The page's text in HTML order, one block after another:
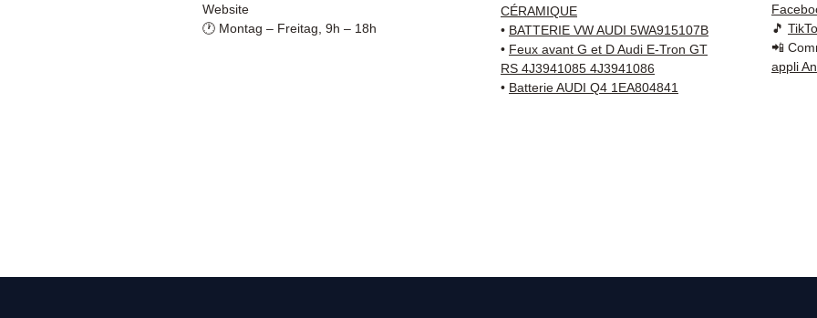
Website
🕐 Montag – Freitag, 9h – 18h
CÉRAMIQUE
• BATTERIE VW AUDI 5WA915107B
• Feux avant G et D Audi E-Tron GT
RS 4J3941085 4J3941086
• Batterie AUDI Q4 1EA804841
🎵
📲
appli